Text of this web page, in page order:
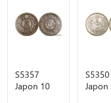
S5357
Japon 10
S5350
Japon